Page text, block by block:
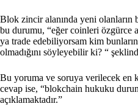
Blok zincir alanında yeni olanların
bu durumu, “eğer coinleri özgürce
ya trade edebiliyorsam kim
olmadığını söyleyebilir ki? “
Bu yoruma ve soruya verilecek en
cevap ise, “blokchain hukuku
açıklamaktadır.”